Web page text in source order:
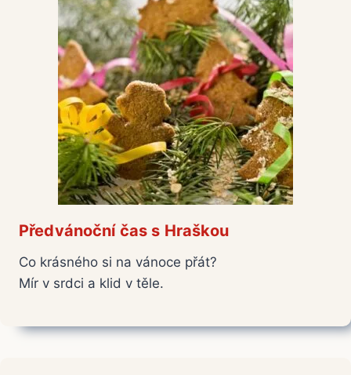
Předvánoční čas s Hraškou
Co krásného si na vánoce přát?
Mír v srdci a klid v těle.